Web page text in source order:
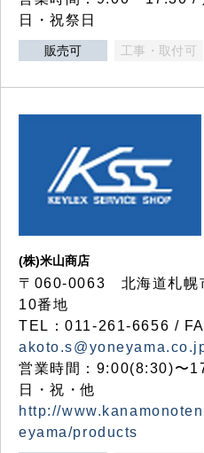
日・祝祭日
販売可 工事・取付可
(株)米山商店
〒060-0063 北海道札幌
10番地
TEL：011-261-6656 /
営業時間：9:00(8:30)〜
日・祝・他
http://
eyama/products